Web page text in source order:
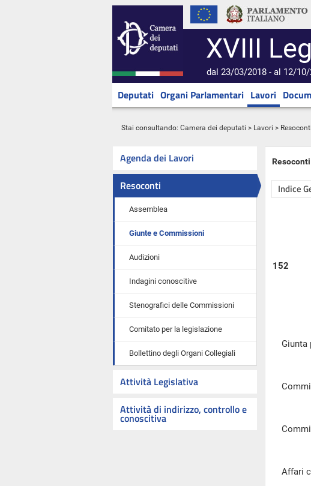
XVIII
dal 23/03/2018 - al 12/10/
Deputati Organi Parlamentari Lavori
Stai consultando: Camera dei deputati > Lavori > Resoconti
Agenda dei Lavori
Resoconti
Assemblea
Giunte e Commissioni
Audizioni
Indagini conoscitive
Stenografici delle Commissioni
Comitato per la legislazione
Bollettino degli Organi Collegiali
Attività Legislativa
Attività di indirizzo, controllo e
conoscitiva
Indice
152
Giunta
Affari